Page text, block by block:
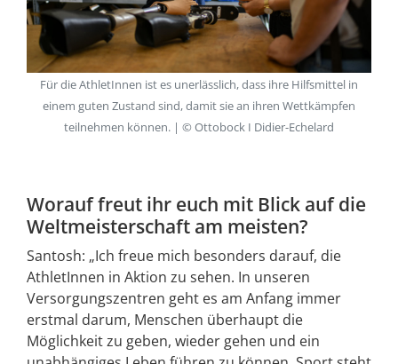
Für die AthletInnen ist es unerlässlich, dass ihre Hilfsmittel in
einem guten Zustand sind, damit sie an ihren Wettkämpfen
teilnehmen können. | © Ottobock I Didier-Echelard
Worauf freut ihr euch mit Blick auf die
Weltmeisterschaft am meisten?
Santosh: „Ich freue mich besonders darauf, die
AthletInnen in Aktion zu sehen. In unseren
Versorgungszentren geht es am Anfang immer
erstmal darum, Menschen überhaupt die
Möglichkeit zu geben, wieder gehen und ein